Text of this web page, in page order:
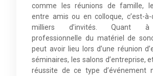
comme les réunions de famille,
entre amis ou en colloque, c’est-
milliers d’invités. Quant à
professionnelle du matériel de
peut avoir lieu lors d’une réunion
séminaires, les salons d’entreprise,
réussite de ce type d’événement